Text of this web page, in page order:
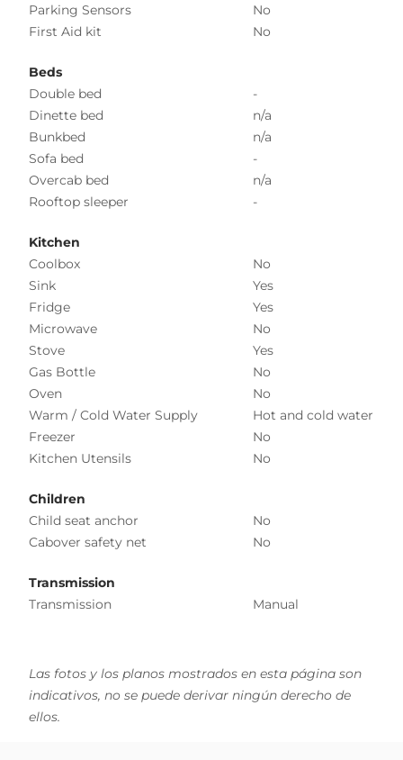
Parking Sensors
No
First Aid kit
No
Beds
Double bed
-
Dinette bed
n/a
Bunkbed
n/a
Sofa bed
-
Overcab bed
n/a
Rooftop sleeper
-
Kitchen
Coolbox
No
Sink
Yes
Fridge
Yes
Microwave
No
Stove
Yes
Gas Bottle
No
Oven
No
Warm / Cold Water Supply
Hot and cold water
Freezer
No
Kitchen Utensils
No
Children
Child seat anchor
No
Cabover safety net
No
Transmission
Transmission
Manual
Las fotos y los planos mostrados en esta página son
indicativos, no se puede derivar ningún derecho de
ellos.